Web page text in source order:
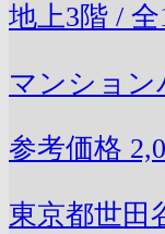
地上3階 / 全
マンション
参考価格
東京都世田